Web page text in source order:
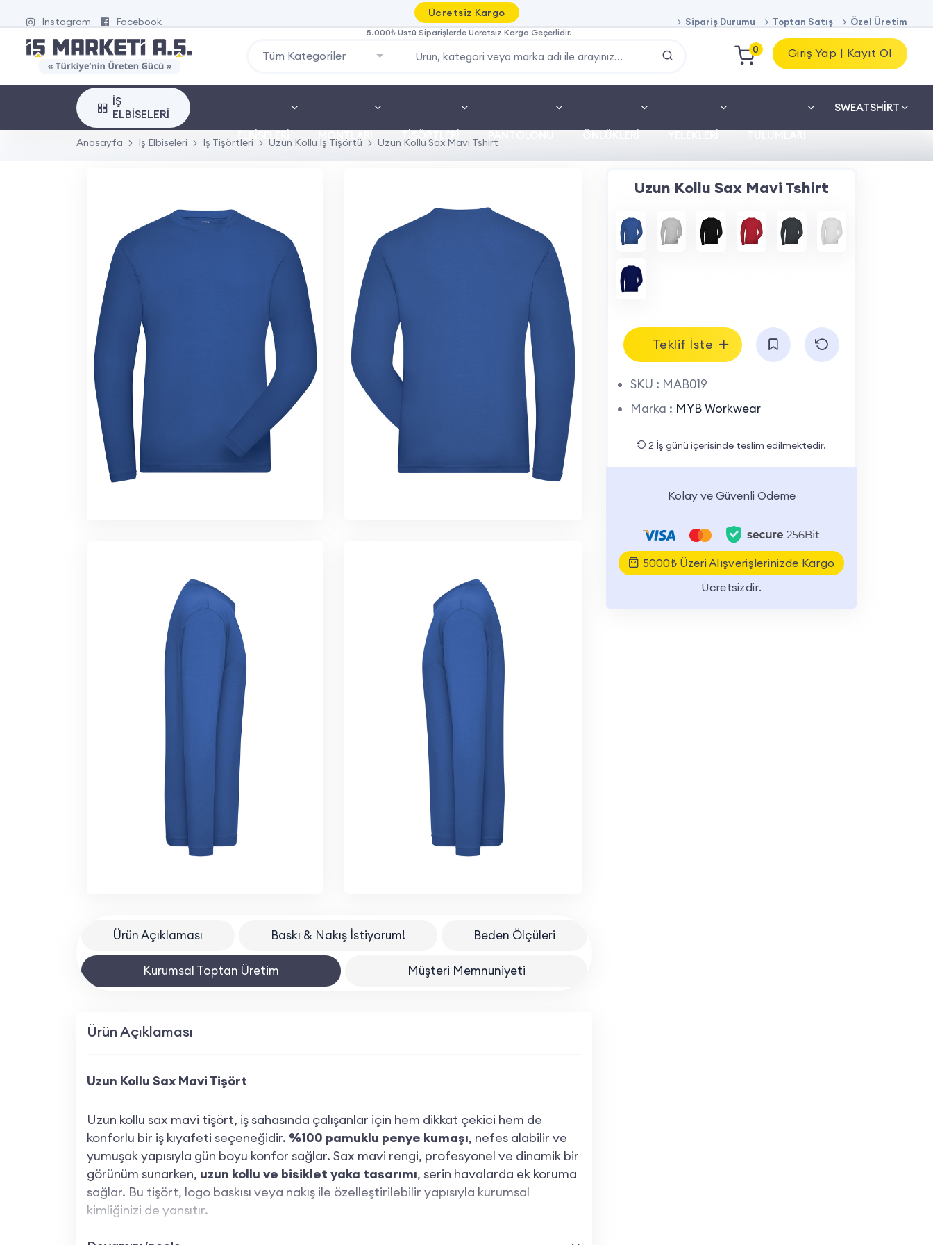
İnstagram Facebook
Ücretsiz Kargo
5.000₺ Üstü Siparişlerde Ücretsiz Kargo Geçerlidir.
Sipariş Durumu Toptan Satış Özel Üretim
Tüm Kategoriler 0 Giriş Yap | Kayıt Ol
İŞ
ELBISELERI
MONTLARI
SWEATSHIRT
Anasayfa İş Elbiseleri İş Tişörtleri Uzun Kollu İş Tişörtü Uzun Kollu Sax Mavi Tshirt
Ürün Açıklaması Baskı & Nakış İstiyorum! Beden Ölçüleri
Kurumsal Toptan Üretim Müşteri Memnuniyeti
Ürün Açıklaması
Uzun Kollu Sax Mavi Tişört
Uzun kollu sax mavi tişört, iş sahasında çalışanlar için hem dikkat çekici hem de
konforlu bir iş kıyafeti seçeneğidir. %100 pamuklu penye kumaşı, nefes alabilir ve
yumuşak yapısıyla gün boyu konfor sağlar. Sax mavi rengi, profesyonel ve dinamik bir
görünüm sunarken, uzun kollu ve bisiklet yaka tasarımı, serin havalarda ek koruma
sağlar. Bu tişört, logo baskısı veya nakış ile özelleştirilebilir yapısıyla kurumsal
kimliğinizi de yansıtır.
Uzun Kollu Sax Mavi Tshirt
Teklif İste
SKU : MAB019
Marka : MYB Workwear
2 İş günü içerisinde teslim edilmektedir.
Kolay ve Güvenli Ödeme
5000₺ Üzeri Alışverişlerinizde Kargo
Ücretsizdir.